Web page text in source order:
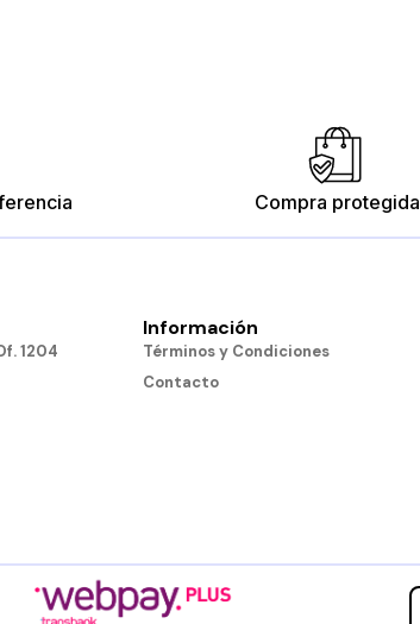
Compra protegida
1204
Información
Términos y Condiciones
Contacto